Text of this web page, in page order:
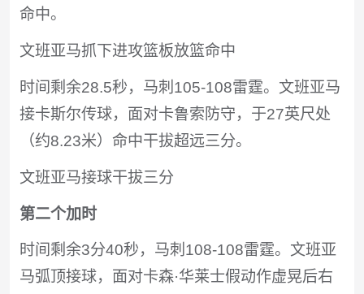
命中。
文班亚马抓下进攻篮板放篮命中
时间剩余28.5秒，马刺105-108雷霆。文班亚马
接卡斯尔传球，面对卡鲁索防守，于27英尺处
（约8.23米）命中干拔超远三分。
文班亚马接球干拔三分
第二个加时
时间剩余3分40秒，马刺108-108雷霆。文班亚
马弧顶接球，面对卡森·华莱士假动作虚晃后右